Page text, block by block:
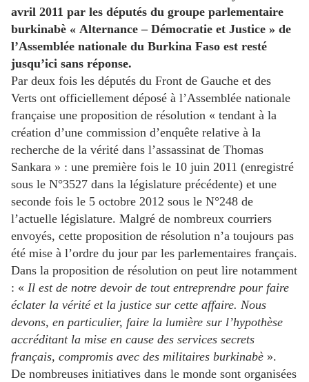
avril 2011 par les députés du groupe parlementaire
burkinabè « Alternance – Démocratie et Justice » de
l’Assemblée nationale du Burkina Faso est resté
jusqu’ici sans réponse.
Par deux fois les députés du Front de Gauche et des
Verts ont officiellement déposé à l’Assemblée nationale
française une proposition de résolution « tendant à la
création d’une commission d’enquête relative à la
recherche de la vérité dans l’assassinat de Thomas
Sankara » : une première fois le 10 juin 2011 (enregistré
sous le N°3527 dans la législature précédente) et une
seconde fois le 5 octobre 2012 sous le N°248 de
l’actuelle législature. Malgré de nombreux courriers
envoyés, cette proposition de résolution n’a toujours pas
été mise à l’ordre du jour par les parlementaires français.
Dans la proposition de résolution on peut lire notamment
: « Il est de notre devoir de tout entreprendre pour faire
éclater la vérité et la justice sur cette affaire. Nous
devons, en particulier, faire la lumière sur l’hypothèse
accréditant la mise en cause des services secrets
français, compromis avec des militaires burkinabè ».
De nombreuses initiatives dans le monde sont organisées